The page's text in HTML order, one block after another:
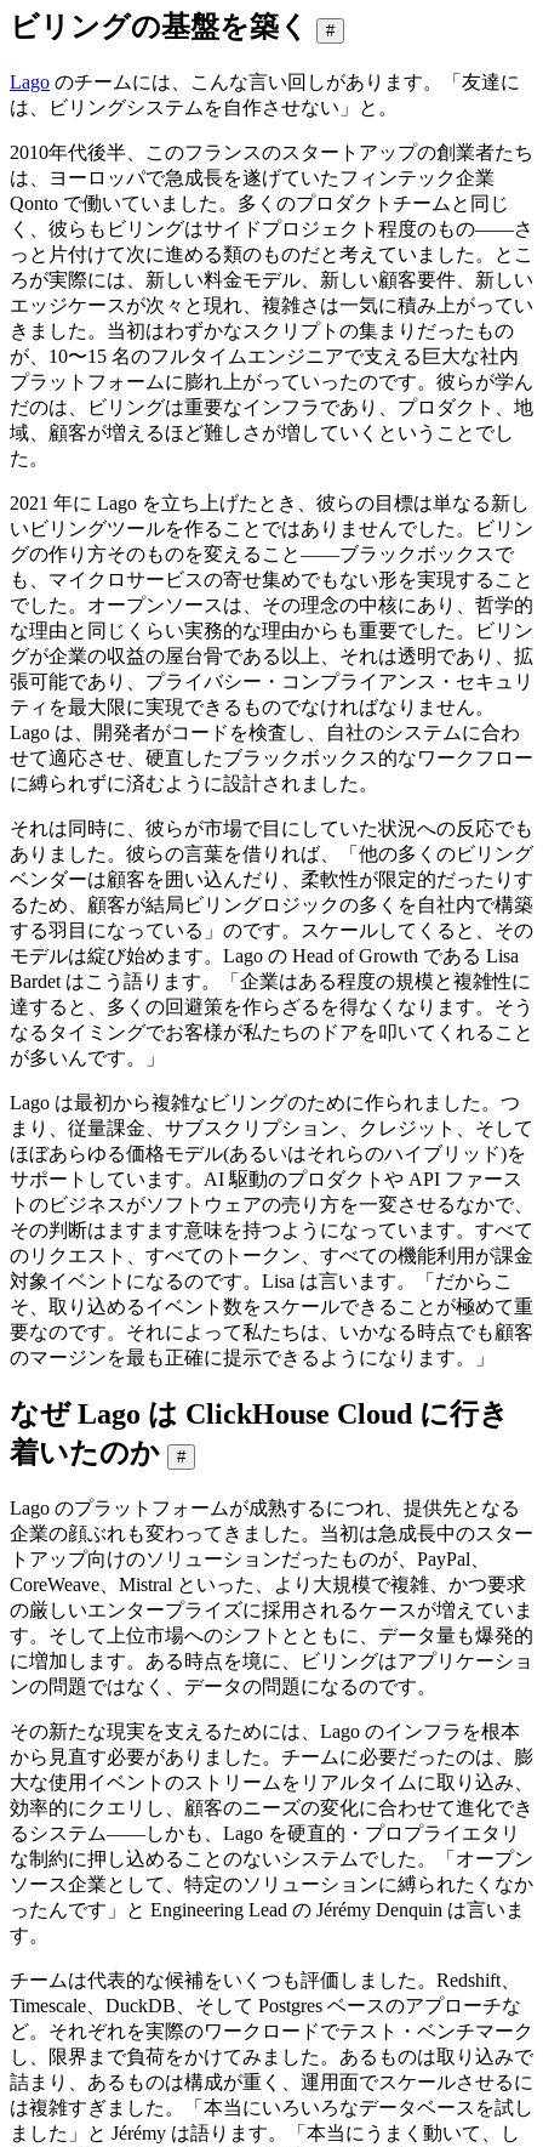
ビリングの基盤を築く #
Lago のチームには、こんな言い回しがあります。「友達に
は、ビリングシステムを自作させない」と。
2010年代後半、このフランスのスタートアップの創業者たち
は、ヨーロッパで急成長を遂げていたフィンテック企業
Qonto で働いていました。多くのプロダクトチームと同じ
く、彼らもビリングはサイドプロジェクト程度のもの——さ
っと片付けて次に進める類のものだと考えていました。とこ
ろが実際には、新しい料金モデル、新しい顧客要件、新しい
エッジケースが次々と現れ、複雑さは一気に積み上がってい
きました。当初はわずかなスクリプトの集まりだったもの
が、10〜15 名のフルタイムエンジニアで支える巨大な社内
プラットフォームに膨れ上がっていったのです。彼らが学ん
だのは、ビリングは重要なインフラであり、プロダクト、地
域、顧客が増えるほど難しさが増していくということでし
た。
2021 年に Lago を立ち上げたとき、彼らの目標は単なる新し
いビリングツールを作ることではありませんでした。ビリン
グの作り方そのものを変えること——ブラックボックスで
も、マイクロサービスの寄せ集めでもない形を実現すること
でした。オープンソースは、その理念の中核にあり、哲学的
な理由と同じくらい実務的な理由からも重要でした。ビリン
グが企業の収益の屋台骨である以上、それは透明であり、拡
張可能であり、プライバシー・コンプライアンス・セキュリ
ティを最大限に実現できるものでなければなりません。
Lago は、開発者がコードを検査し、自社のシステムに合わ
せて適応させ、硬直したブラックボックス的なワークフロー
に縛られずに済むように設計されました。
それは同時に、彼らが市場で目にしていた状況への反応でも
ありました。彼らの言葉を借りれば、「他の多くのビリング
ベンダーは顧客を囲い込んだり、柔軟性が限定的だったりす
るため、顧客が結局ビリングロジックの多くを自社内で構築
する羽目になっている」のです。スケールしてくると、その
モデルは綻び始めます。Lago の Head of Growth である Lisa
Bardet はこう語ります。「企業はある程度の規模と複雑性に
達すると、多くの回避策を作らざるを得なくなります。そう
なるタイミングでお客様が私たちのドアを叩いてくれること
が多いんです。」
Lago は最初から複雑なビリングのために作られました。つ
まり、従量課金、サブスクリプション、クレジット、そして
ほぼあらゆる価格モデル(あるいはそれらのハイブリッド)を
サポートしています。AI 駆動のプロダクトや API ファース
トのビジネスがソフトウェアの売り方を一変させるなかで、
その判断はますます意味を持つようになっています。すべて
のリクエスト、すべてのトークン、すべての機能利用が課金
対象イベントになるのです。Lisa は言います。「だからこ
そ、取り込めるイベント数をスケールできることが極めて重
要なのです。それによって私たちは、いかなる時点でも顧客
のマージンを最も正確に提示できるようになります。」
なぜ Lago は ClickHouse Cloud に行き
着いたのか
#
Lago のプラットフォームが成熟するにつれ、提供先となる
企業の顔ぶれも変わってきました。当初は急成長中のスター
トアップ向けのソリューションだったものが、PayPal、
CoreWeave、Mistral といった、より大規模で複雑、かつ要求
の厳しいエンタープライズに採用されるケースが増えていま
す。そして上位市場へのシフトとともに、データ量も爆発的
に増加します。ある時点を境に、ビリングはアプリケーショ
ンの問題ではなく、データの問題になるのです。
その新たな現実を支えるためには、Lago のインフラを根本
から見直す必要がありました。チームに必要だったのは、膨
大な使用イベントのストリームをリアルタイムに取り込み、
効率的にクエリし、顧客のニーズの変化に合わせて進化でき
るシステム——しかも、Lago を硬直的・プロプライエタリ
な制約に押し込めることのないシステムでした。「オープン
ソース企業として、特定のソリューションに縛られたくなか
ったんです」と Engineering Lead の Jérémy Denquin は言いま
す。
チームは代表的な候補をいくつも評価しました。Redshift、
Timescale、DuckDB、そして Postgres ベースのアプローチな
ど。それぞれを実際のワークロードでテスト・ベンチマーク
し、限界まで負荷をかけてみました。あるものは取り込みで
詰まり、あるものは構成が重く、運用面でスケールさせるに
は複雑すぎました。「本当にいろいろなデータベースを試し
ました」と Jérémy は語ります。「本当にうまく動いて、し